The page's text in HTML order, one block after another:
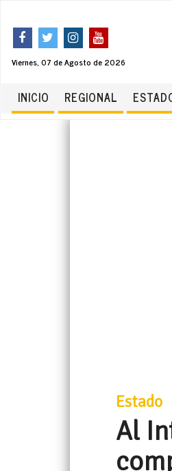
Viernes, 07 de Agosto de 2026
INICIO REGIONAL
Estado
Al